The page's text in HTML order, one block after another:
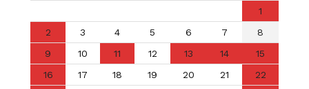
1
2
3 4 5 6 7
8
9
10 11 12 13 14
15
16
17 18 19 20 21
22